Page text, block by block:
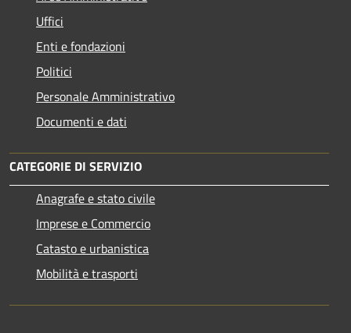
Uffici
Enti e fondazioni
Politici
Personale Amministrativo
Documenti e dati
CATEGORIE DI SERVIZIO
Anagrafe e stato civile
Imprese e Commercio
Catasto e urbanistica
Mobilità e trasporti